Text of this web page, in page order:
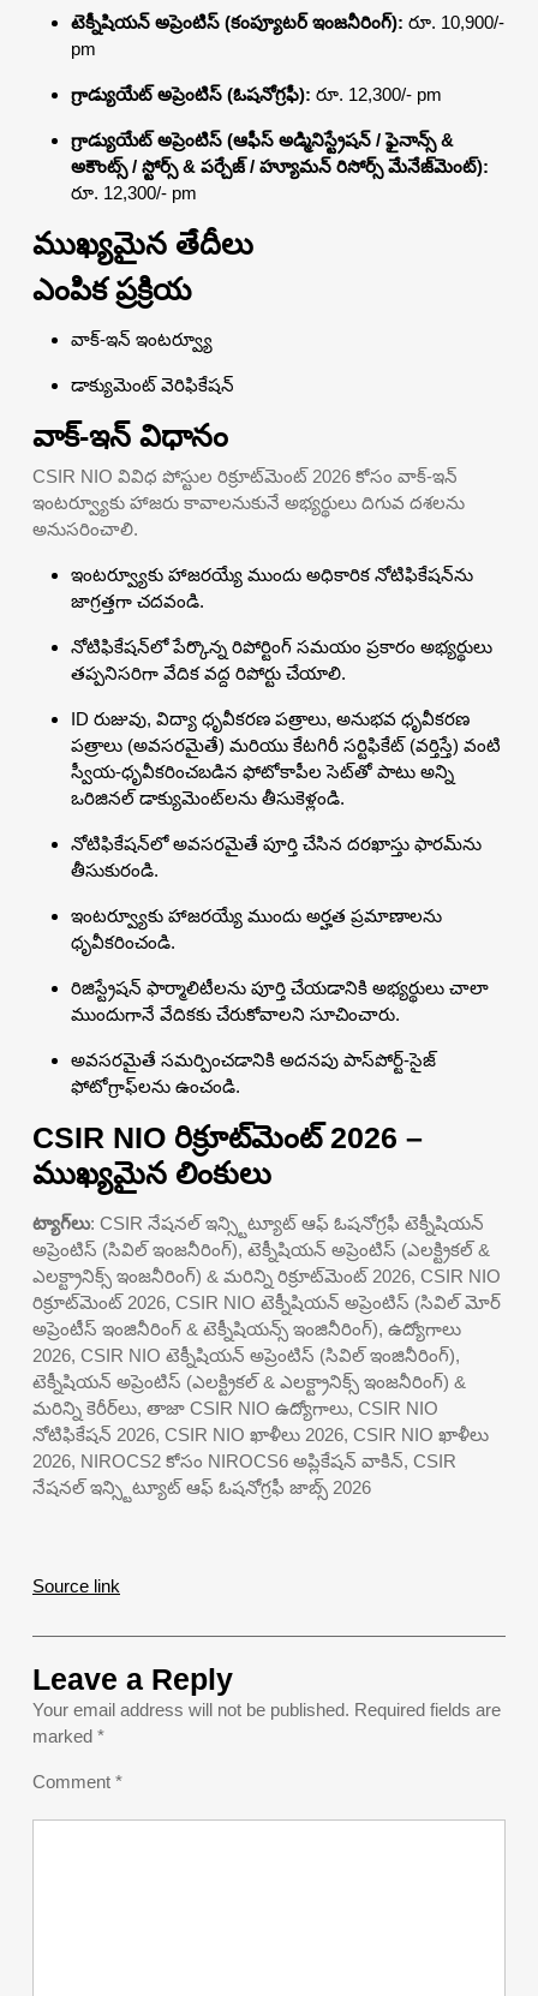
టెక్నీషియన్ అప్రెంటిస్ (కంప్యూటర్ ఇంజనీరింగ్): రూ. 10,900/-
pm
గ్రాడ్యుయేట్ అప్రెంటిస్ (ఓషనోగ్రఫీ): రూ. 12,300/- pm
గ్రాడ్యుయేట్ అప్రెంటిస్ (ఆఫీస్ అడ్మినిస్ట్రేషన్ / ఫైనాన్స్ &
అకౌంట్స్ / స్టోర్స్ & పర్చేజ్ / హ్యూమన్ రిసోర్స్ మేనేజ్‌మెంట్):
రూ. 12,300/- pm
ముఖ్యమైన తేదీలు
ఎంపిక ప్రక్రియ
వాక్-ఇన్ ఇంటర్వ్యూ
డాక్యుమెంట్ వెరిఫికేషన్
వాక్-ఇన్ విధానం
CSIR NIO వివిధ పోస్టుల రిక్రూట్‌మెంట్ 2026 కోసం వాక్-ఇన్
ఇంటర్వ్యూకు హాజరు కావాలనుకునే అభ్యర్థులు దిగువ దశలను
అనుసరించాలి.
ఇంటర్వ్యూకు హాజరయ్యే ముందు అధికారిక నోటిఫికేషన్‌ను
జాగ్రత్తగా చదవండి.
నోటిఫికేషన్‌లో పేర్కొన్న రిపోర్టింగ్ సమయం ప్రకారం అభ్యర్థులు
తప్పనిసరిగా వేదిక వద్ద రిపోర్టు చేయాలి.
ID రుజువు, విద్యా ధృవీకరణ పత్రాలు, అనుభవ ధృవీకరణ
పత్రాలు (అవసరమైతే) మరియు కేటగిరీ సర్టిఫికేట్ (వర్తిస్తే) వంటి
స్వీయ-ధృవీకరించబడిన ఫోటోకాపీల సెట్‌తో పాటు అన్ని
ఒరిజినల్ డాక్యుమెంట్‌లను తీసుకెళ్లండి.
నోటిఫికేషన్‌లో అవసరమైతే పూర్తి చేసిన దరఖాస్తు ఫారమ్‌ను
తీసుకురండి.
ఇంటర్వ్యూకు హాజరయ్యే ముందు అర్హత ప్రమాణాలను
ధృవీకరించండి.
రిజిస్ట్రేషన్ ఫార్మాలిటీలను పూర్తి చేయడానికి అభ్యర్థులు చాలా
ముందుగానే వేదికకు చేరుకోవాలని సూచించారు.
అవసరమైతే సమర్పించడానికి అదనపు పాస్‌పోర్ట్-సైజ్
ఫోటోగ్రాఫ్‌లను ఉంచండి.
CSIR NIO రిక్రూట్‌మెంట్ 2026 –
ముఖ్యమైన లింకులు
ట్యాగ్‌లు: CSIR నేషనల్ ఇన్స్టిట్యూట్ ఆఫ్ ఓషనోగ్రఫీ టెక్నీషియన్
అప్రెంటిస్ (సివిల్ ఇంజనీరింగ్), టెక్నీషియన్ అప్రెంటిస్ (ఎలక్ట్రికల్ &
ఎలక్ట్రానిక్స్ ఇంజనీరింగ్) & మరిన్ని రిక్రూట్‌మెంట్ 2026, CSIR NIO
రిక్రూట్‌మెంట్ 2026, CSIR NIO టెక్నీషియన్ అప్రెంటిస్ (సివిల్ మోర్
అప్రెంటీస్ ఇంజినీరింగ్ & టెక్నీషియన్స్ ఇంజినీరింగ్), ఉద్యోగాలు
2026, CSIR NIO టెక్నీషియన్ అప్రెంటిస్ (సివిల్ ఇంజినీరింగ్),
టెక్నీషియన్ అప్రెంటిస్ (ఎలక్ట్రికల్ & ఎలక్ట్రానిక్స్ ఇంజనీరింగ్) &
మరిన్ని కెరీర్‌లు, తాజా CSIR NIO ఉద్యోగాలు, CSIR NIO
నోటిఫికేషన్ 2026, CSIR NIO ఖాళీలు 2026, CSIR NIO ఖాళీలు
2026, NIROCS2 కోసం NIROCS6 అప్లికేషన్ వాకిన్, CSIR
నేషనల్ ఇన్స్టిట్యూట్ ఆఫ్ ఓషనోగ్రఫీ జాబ్స్ 2026
Source link
Leave a Reply
Your email address will not be published. Required fields are
marked *
Comment *